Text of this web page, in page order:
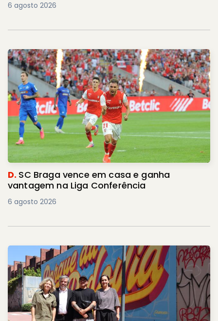
6 agosto 2026
D. SC Braga vence em casa e ganha
vantagem na Liga Conferência
6 agosto 2026